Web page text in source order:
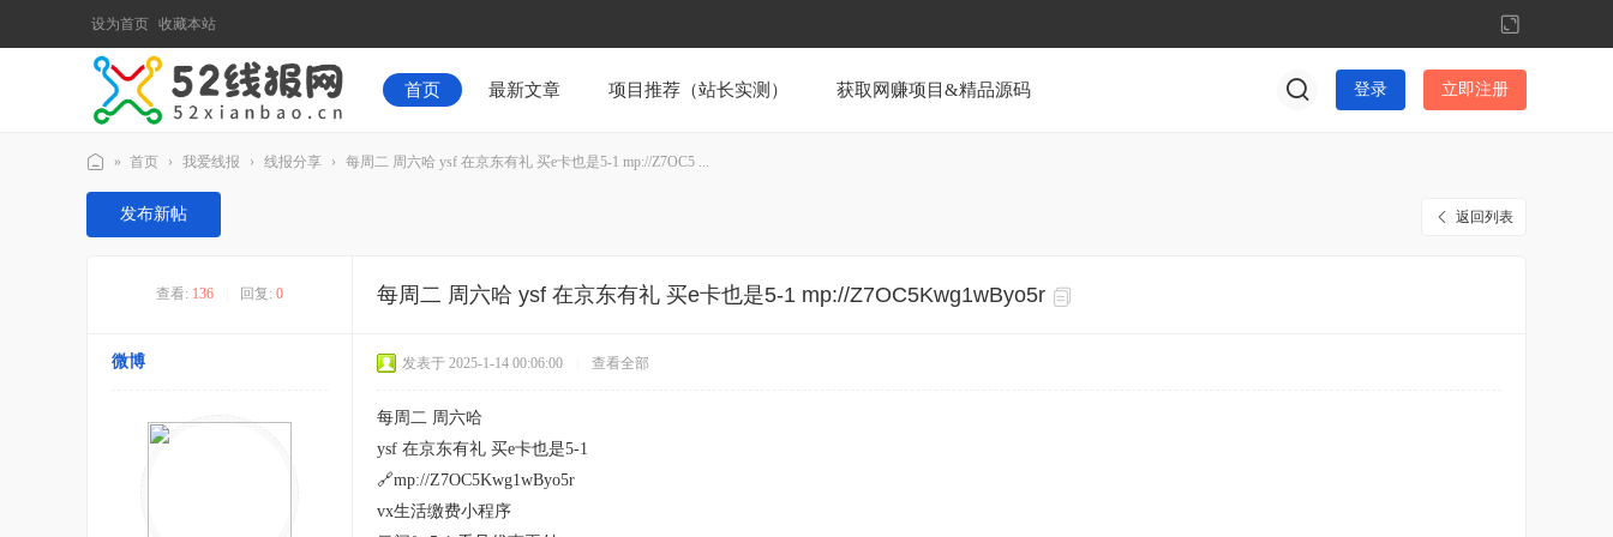
设为首页 收藏本站
切
换
到
宽
首页 最新文章 项目推荐（站长实测） 获取网赚项目&精品源码 登录 立即注册
52
线
» 首页 › 我爱线报 › 线报分享 › 每周二 周六哈 ysf 在京东有礼 买e卡也是5-1 mp://Z7OC5 ...
返回列表
发布新帖
查看: 136 回复: 0 每周二 周六哈 ysf 在京东有礼 买e卡也是5-1 mp://Z7OC5Kwg1wByo5r
微博 发表于 2025-1-14 00:06:00 查看全部
每周二 周六哈
ysf 在京东有礼 买e卡也是5-1
🔗mp://Z7OC5Kwg1wByo5r
vx生活缴费小程序